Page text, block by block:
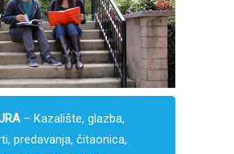
– Kazalište, glazba,
predavanja, čitaonica,